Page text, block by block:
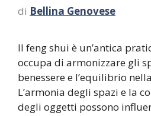
di Bellina Genovese
Il feng shui è un’antica
occupa di armonizzare gli
benessere e l’equilibrio
L’armonia degli spazi e la
degli oggetti possono